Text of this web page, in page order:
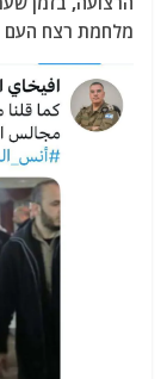
מלחמת רצח העם